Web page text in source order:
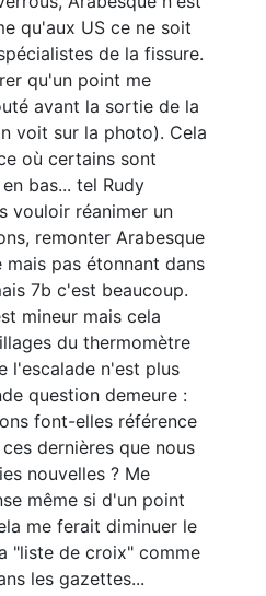
qu'aux US ce ne soit
de la fissure.
qu'un point me
avant la sortie de la
voit sur la photo). Cela
où certains sont
bas... tel Rudy
vouloir réanimer un
remonter Arabesque
pas étonnant dans
7b c'est beaucoup.
mineur mais cela
du thermomètre
l'escalade n'est plus
question demeure :
font-elles référence
dernières que nous
nouvelles ? Me
même si d'un point
me ferait diminuer le
"liste de croix" comme
les gazettes...